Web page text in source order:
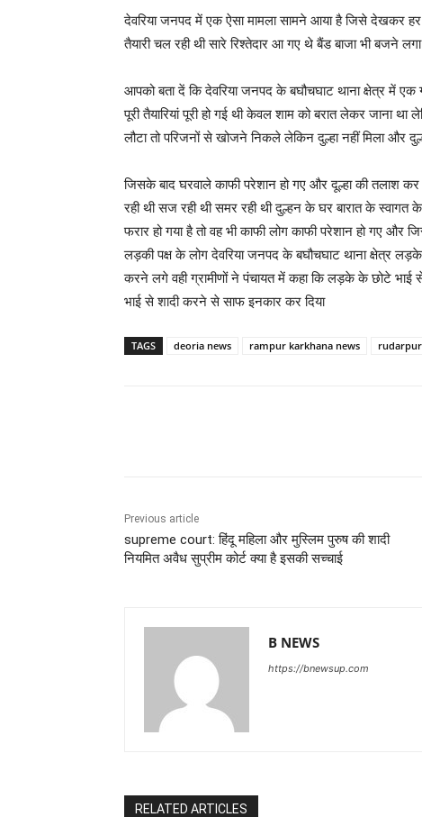
देवरिया जनपद में एक ऐसा मामला सामने आया है जिसे देखकर
तैयारी चल रही थी सारे रिश्तेदार आ गए थे बैंड बाजा भी बजने
आपको बता दें कि देवरिया जनपद के बघौचघाट थाना क्षेत्र में
पूरी तैयारियां पूरी हो गई थी केवल शाम को बरात लेकर जाना
लौटा तो परिजनों से खोजने निकले लेकिन दुल्हा नहीं मिला और
जिसके बाद घरवाले काफी परेशान हो गए और दूल्हा की तलाश
रही थी सज रही थी समर रही थी दुल्हन के घर बारात के स्वागत
फरार हो गया है तो वह भी काफी लोग काफी परेशान हो गए और
लड़की पक्ष के लोग देवरिया जनपद के बघौचघाट थाना क्षेत्र
करने लगे वही ग्रामीणों ने पंचायत में कहा कि लड़के के छोटे
भाई से शादी करने से साफ इनकार कर दिया
TAGS deoria news rampur karkhana news
Previous article
supreme court: हिंदू महिला और मुस्लिम पुरुष की शादी
नियमित अवैध सुप्रीम कोर्ट क्या है इसकी सच्चाई
B NEWS
https://bnewsup.com
RELATED ARTICLES